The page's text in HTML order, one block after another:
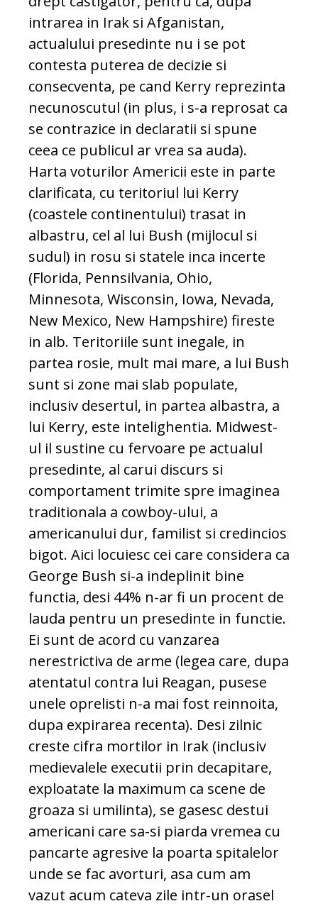
intrarea in Irak si Afganistan,
actualului presedinte nu i se pot
contesta puterea de decizie si
consecventa, pe cand Kerry reprezinta
necunoscutul (in plus, i s-a reprosat ca
se contrazice in declaratii si spune
ceea ce publicul ar vrea sa auda).
Harta voturilor Americii este in parte
clarificata, cu teritoriul lui Kerry
(coastele continentului) trasat in
albastru, cel al lui Bush (mijlocul si
sudul) in rosu si statele inca incerte
(Florida, Pennsilvania, Ohio,
Minnesota, Wisconsin, Iowa, Nevada,
New Mexico, New Hampshire) fireste
in alb. Teritoriile sunt inegale, in
partea rosie, mult mai mare, a lui Bush
sunt si zone mai slab populate,
inclusiv desertul, in partea albastra, a
lui Kerry, este intelighentia. Midwest-
ul il sustine cu fervoare pe actualul
presedinte, al carui discurs si
comportament trimite spre imaginea
traditionala a cowboy-ului, a
americanului dur, familist si credincios
bigot. Aici locuiesc cei care considera ca
George Bush si-a indeplinit bine
functia, desi 44% n-ar fi un procent de
lauda pentru un presedinte in functie.
Ei sunt de acord cu vanzarea
nerestrictiva de arme (legea care, dupa
atentatul contra lui Reagan, pusese
unele oprelisti n-a mai fost reinnoita,
dupa expirarea recenta). Desi zilnic
creste cifra mortilor in Irak (inclusiv
medievalele executii prin decapitare,
exploatate la maximum ca scene de
groaza si umilinta), se gasesc destui
americani care sa-si piarda vremea cu
pancarte agresive la poarta spitalelor
unde se fac avorturi, asa cum am
vazut acum cateva zile intr-un orasel